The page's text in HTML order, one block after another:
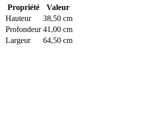
Propriété
Valeur
Hauteur
38,50 cm
Profondeur 41,00 cm
Largeur
64,50 cm